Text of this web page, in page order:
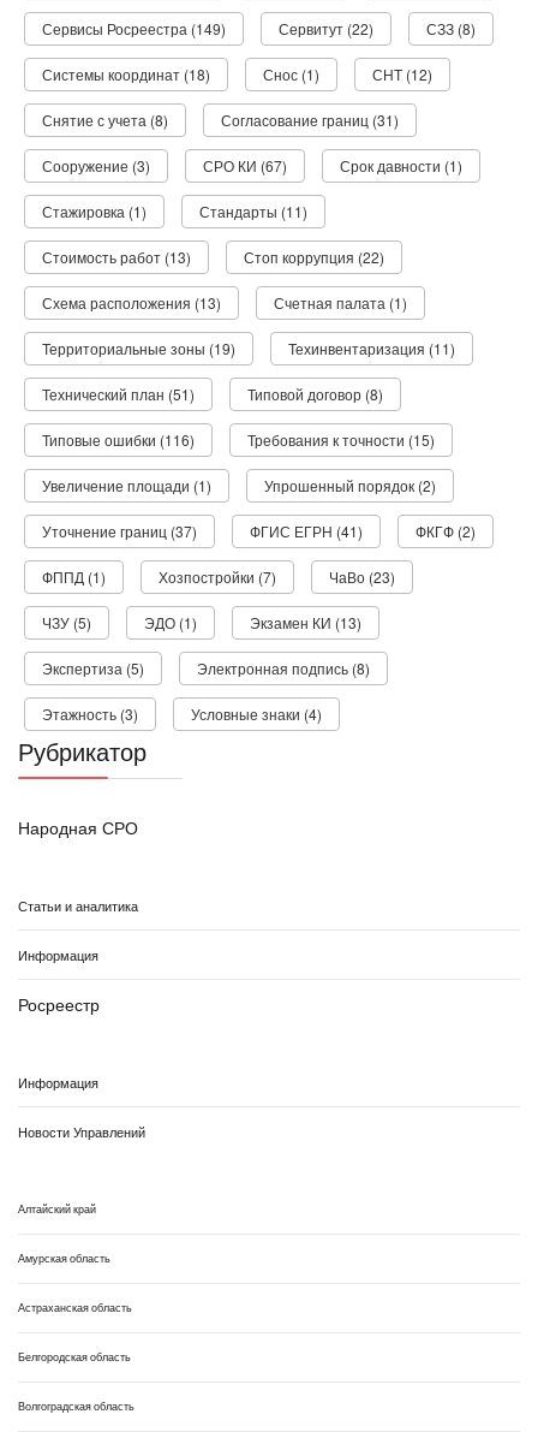
Сервисы Росреестра (149) Сервитут (22) СЗЗ (8)
Системы координат (18) Снос (1) СНТ (12)
Снятие с учета (8) Согласование границ (31)
Сооружение (3) СРО КИ (67) Срок давности (1)
Стажировка (1) Стандарты (11)
Стоимость работ (13) Стоп коррупция (22)
Схема расположения (13) Счетная палата (1)
Территориальные зоны (19) Техинвентаризация (11)
Технический план (51) Типовой договор (8)
Типовые ошибки (116) Требования к точности (15)
Увеличение площади (1) Упрошенный порядок (2)
Уточнение границ (37) ФГИС ЕГРН (41) ФКГФ (2)
ФППД (1) Хозпостройки (7) ЧаВо (23)
ЧЗУ (5) ЭДО (1) Экзамен КИ (13)
Экспертиза (5) Электронная подпись (8)
Этажность (3) Условные знаки (4)
Рубрикатор
Народная СРО
Статьи и аналитика
Информация
Росреестр
Информация
Новости Управлений
Алтайский край
Амурская область
Астраханская область
Белгородская область
Волгоградская область